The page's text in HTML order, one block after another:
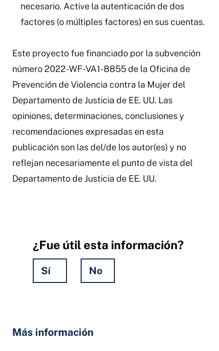
necesario. Active la autenticación de dos
factores (o múltiples factores) en sus cuentas.
Este proyecto fue financiado por la subvención
número 2022-WF-VA1-8855 de la Oficina de
Prevención de Violencia contra la Mujer del
Departamento de Justicia de EE. UU. Las
opiniones, determinaciones, conclusiones y
recomendaciones expresadas en esta
publicación son las del/de los autor(es) y no
reflejan necesariamente el punto de vista del
Departamento de Justicia de EE. UU.
¿Fue útil esta información?
Sí No
Más información